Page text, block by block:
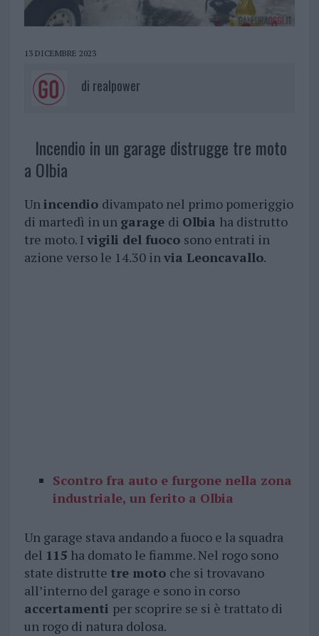
13 DICEMBRE 2023
di realpower
Incendio in un garage distrugge tre moto
a Olbia
Unincendio divampato nel primo pomeriggio
di martedì in un garage di Olbia ha distrutto
tre moto. I vigili del fuoco sono entrati in
azione verso le 14.30 invia Leoncavallo.
Scontro fra auto e furgone nella zona
industriale, un ferito a Olbia
Un garage stava andando a fuoco e la squadra
del 115 ha domato le fiamme. Nel rogo sono
state distrutte tre moto che si trovavano
all’interno del garage e sono in corso
accertamenti per scoprire se si è trattato di
un rogo di natura dolosa.